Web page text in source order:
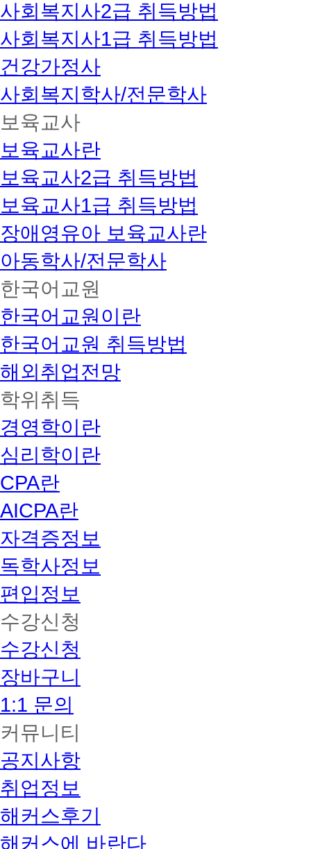
사회복지사2급 취득방법
사회복지사1급 취득방법
건강가정사
사회복지학사/전문학사
보육교사
보육교사란
보육교사2급 취득방법
보육교사1급 취득방법
장애영유아 보육교사란
아동학사/전문학사
한국어교원
한국어교원이란
한국어교원 취득방법
해외취업전망
학위취득
경영학이란
심리학이란
CPA란
AICPA란
자격증정보
독학사정보
편입정보
수강신청
수강신청
장바구니
1:1 문의
커뮤니티
공지사항
취업정보
해커스후기
해커스에 바란다